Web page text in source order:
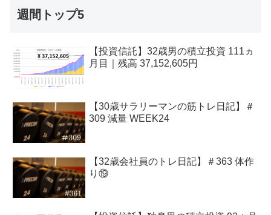
週間トップ5
【投資信託】32歳男の積立投資 111ヵ
月目｜残高 37,152,605円
【30歳サラリーマンの筋トレ日記】＃
309 減量 WEEK24
【32歳会社員のトレ日記】＃363 体作
り⑲